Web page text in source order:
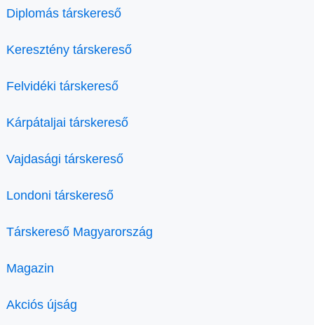
Diplomás társkereső
Keresztény társkereső
Felvidéki társkereső
Kárpátaljai társkereső
Vajdasági társkereső
Londoni társkereső
Társkereső Magyarország
Magazin
Akciós újság